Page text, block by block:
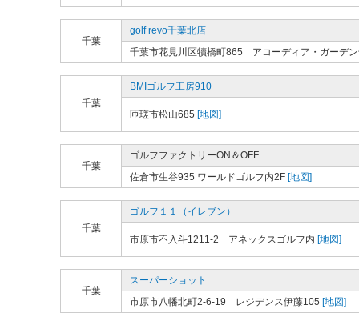
千葉
golf revo千葉北店
千葉市花見川区犢橋町865 アコーディア・ガーデ
千葉
BMIゴルフ工房910
匝瑳市松山685 [地図]
千葉
ゴルフファクトリーON＆OFF
佐倉市生谷935 ワールドゴルフ内2F [地図]
千葉
ゴルフ１１（イレブン）
市原市不入斗1211-2 アネックスゴルフ内 [地図]
千葉
スーパーショット
市原市八幡北町2-6-19 レジデンス伊藤105 [地図]